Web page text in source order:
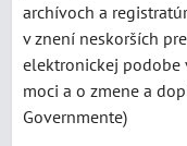
archívoch a
v znení neskorších
elektronickej podobe
moci a o zmene a
Governmente)